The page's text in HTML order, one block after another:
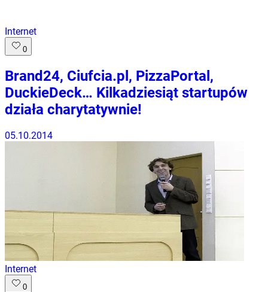
Internet
0
Brand24, Ciufcia.pl, PizzaPortal,
DuckieDeck… Kilkadziesiąt startupów
działa charytatywnie!
05.10.2014
Internet
0